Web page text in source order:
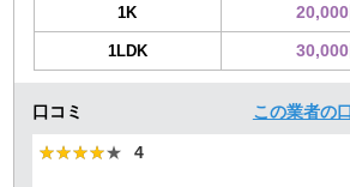
1K 20,000
1LDK 30,000
口コミ この業者の
★★★★★
★★★★★ 4